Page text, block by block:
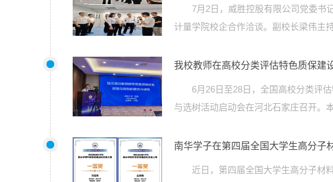
7月2日，威胜控股有限公司党委书
计量学院校企合作洽谈。副校长梁伟主
我校教师在高校分类评估特色质保建
6月26日至28日，全国高校分类评
与选树活动启动会在河北石家庄召开。
南华学子在第四届全国大学生高分
近日，第四届全国大学生高分子材